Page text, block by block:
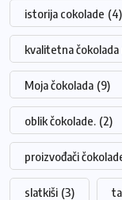
istorija cokolade (4)
kvalitetna čokolada
Moja čokolada (9)
oblik čokolade. (2)
proizvođači
slatkiši (3)